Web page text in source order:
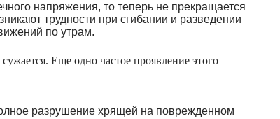
напряжения, то теперь не прекращается
трудности при сгибании и разведении
по утрам.
Еще одно частое проявление этого
разрушение хрящей на поврежденном